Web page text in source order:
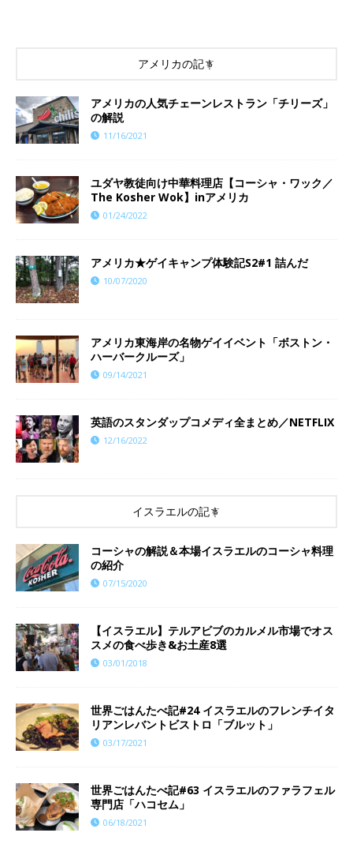
アメリカの記事
アメリカの人気チェーンレストラン「チリーズ」
の解説
11/16/2021
ユダヤ教徒向け中華料理店【コーシャ・ワック／
The Kosher Wok】inアメリカ
01/24/2022
アメリカ★ゲイキャンプ体験記S2#1 詰んだ
10/07/2020
アメリカ東海岸の名物ゲイイベント「ボストン・
ハーバークルーズ」
09/14/2021
英語のスタンダップコメディ全まとめ／NETFLIX
12/16/2022
イスラエルの記事
コーシャの解説＆本場イスラエルのコーシャ料理
の紹介
07/15/2020
【イスラエル】テルアビブのカルメル市場でオス
スメの食べ歩き&お土産8選
03/01/2018
世界ごはんたべ記#24 イスラエルのフレンチイタ
リアンレバントビストロ「ブルット」
03/17/2021
世界ごはんたべ記#63 イスラエルのファラフェル
専門店「ハコセム」
06/18/2021